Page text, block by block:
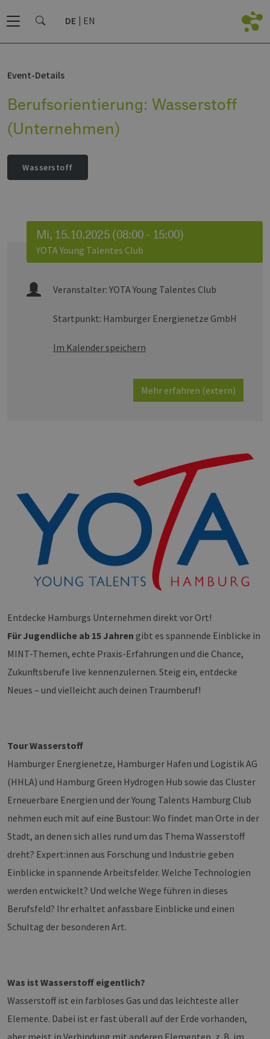
DE EN
Event-Details
Berufsorientierung: Wasserstoff
(Unternehmen)
Wasserstoff
Mi, 15.10.2025 (08:00 - 15:00)
YOTA Young Talentes Club
Veranstalter: YOTA Young Talentes Club
Startpunkt: Hamburger Energienetze GmbH
Im Kalender speichern
Mehr erfahren (extern)
Entdecke Hamburgs Unternehmen direkt vor Ort!
Für Jugendliche ab 15 Jahren gibt es spannende Einblicke in
MINT-Themen, echte Praxis-Erfahrungen und die Chance,
Zukunftsberufe live kennenzulernen. Steig ein, entdecke
Neues – und vielleicht auch deinen Traumberuf!
Tour Wasserstoff
Hamburger Energienetze, Hamburger Hafen und Logistik AG
(HHLA) und Hamburg Green Hydrogen Hub sowie das Cluster
Erneuerbare Energien und der Young Talents Hamburg Club
nehmen euch mit auf eine Bustour: Wo findet man Orte in der
Stadt, an denen sich alles rund um das Thema Wasserstoff
dreht? Expert:innen aus Forschung und Industrie geben
Einblicke in spannende Arbeitsfelder. Welche Technologien
werden entwickelt? Und welche Wege führen in dieses
Berufsfeld? Ihr erhaltet anfassbare Einblicke und einen
Schultag der besonderen Art.
Was ist Wasserstoff eigentlich?
Wasserstoff ist ein farbloses Gas und das leichteste aller
Elemente. Dabei ist er fast überall auf der Erde vorhanden,